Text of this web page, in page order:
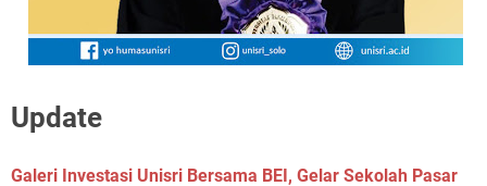
Update
Galeri Investasi Unisri Bersama BEI, Gelar Sekolah Pasar